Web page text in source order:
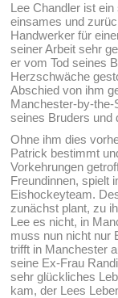
Lee Chandler ist
einsames und
Handwerker für
seiner Arbeit sehr
er vom Tod seines
Herzschwäche
Abschied von ihm
Manchester-by-
seines Bruders und
Ohne ihm dies
Patrick bestimmt
Vorkehrungen
Freundinnen, spielt
Eishockeyteam.
zunächst plant, zu
Lee es nicht, in
muss nun nicht nur
trifft in Manchester
seine Ex-Frau
sehr glückliches
kam, der Lees